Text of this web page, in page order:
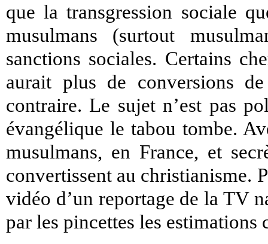
que la transgression sociale
musulmans (surtout
sanctions sociales. Certains
aurait plus de conversions
contraire. Le sujet n’est pas
évangélique le tabou tombe.
musulmans, en France, et
convertissent au christianisme.
vidéo d’un reportage de la TV
par les pincettes les estimations